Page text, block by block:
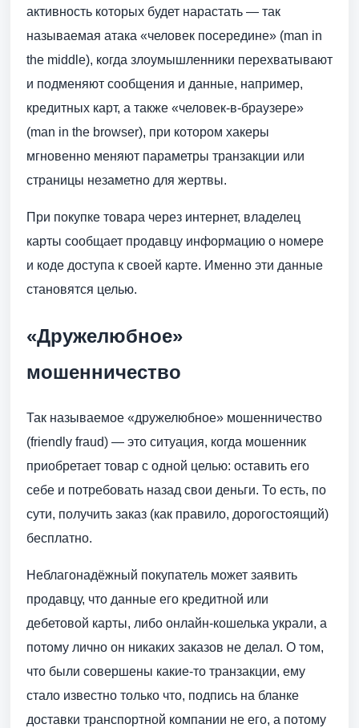
активность которых будет нарастать — так
называемая атака «человек посередине» (man in
the middle), когда злоумышленники перехватывают
и подменяют сообщения и данные, например,
кредитных карт, а также «человек-в-браузере»
(man in the browser), при котором хакеры
мгновенно меняют параметры транзакции или
страницы незаметно для жертвы.
При покупке товара через интернет, владелец
карты сообщает продавцу информацию о номере
и коде доступа к своей карте. Именно эти данные
становятся целью.
«Дружелюбное»
мошенничество
Так называемое «дружелюбное» мошенничество
(friendly fraud) — это ситуация, когда мошенник
приобретает товар с одной целью: оставить его
себе и потребовать назад свои деньги. То есть, по
сути, получить заказ (как правило, дорогостоящий)
бесплатно.
Неблагонадёжный покупатель может заявить
продавцу, что данные его кредитной или
дебетовой карты, либо онлайн-кошелька украли, а
потому лично он никаких заказов не делал. О том,
что были совершены какие-то транзакции, ему
стало известно только что, подпись на бланке
доставки транспортной компании не его, а потому